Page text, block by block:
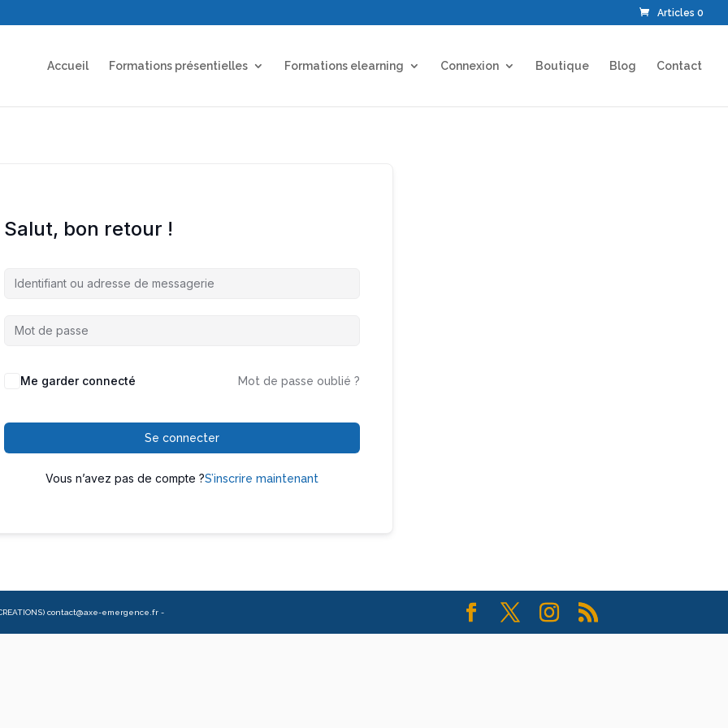
Articles 0
Accueil Formations présentielles Formations elearning Connexion Boutique Blog Contact
Salut, bon retour !
Me garder connecté Mot de passe oublié ?
Se connecter
Vous n’avez pas de compte ?S’inscrire maintenant
contact@axe-emergence.fr -